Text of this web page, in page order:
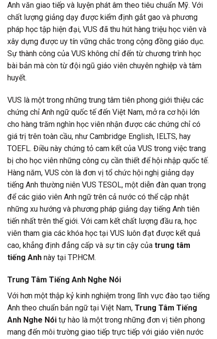
Anh văn giao tiếp và luyện phát âm theo tiêu chuẩn Mỹ. Với
chất lượng giảng dạy được kiểm định gắt gao và phương
pháp học tập hiện đại, VUS đã thu hút hàng triệu học viên và
xây dựng được uy tín vững chắc trong cộng đồng giáo dục.
Sự thành công của VUS không chỉ đến từ chương trình học
bài bản mà còn từ đội ngũ giáo viên chuyên nghiệp và tâm
huyết.
VUS là một trong những trung tâm tiên phong giới thiệu các
chứng chỉ Anh ngữ quốc tế đến Việt Nam, mở ra cơ hội lớn
cho hàng trăm nghìn học viên nhận được các chứng chỉ có
giá trị trên toàn cầu, như Cambridge English, IELTS, hay
TOEFL. Điều này chứng tỏ cam kết của VUS trong việc trang
bị cho học viên những công cụ cần thiết để hội nhập quốc tế.
Hàng năm, VUS còn là đơn vị tổ chức hội nghị giảng dạy
tiếng Anh thường niên VUS TESOL, một diễn đàn quan trọng
để các giáo viên Anh ngữ trên cả nước có thể cập nhật
những xu hướng và phương pháp giảng dạy tiếng Anh tiên
tiến nhất trên thế giới. Với cam kết chất lượng đầu ra, học
viên tham gia các khóa học tại VUS luôn đạt được kết quả
cao, khẳng định đẳng cấp và sự tin cậy của trung tâm
tiếng Anh này tại TP.HCM.
Trung Tâm Tiếng Anh Nghe Nói
Với hơn một thập kỷ kinh nghiệm trong lĩnh vực đào tạo tiếng
Anh theo chuẩn bản ngữ tại Việt Nam, Trung Tâm Tiếng
Anh Nghe Nói tự hào là một trong những đơn vị tiên phong
mang đến môi trường giao tiếp trực tiếp với giáo viên nước